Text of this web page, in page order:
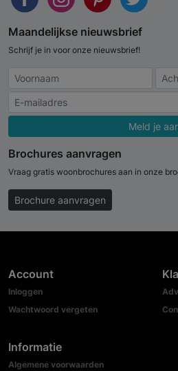
Maandelijkse nieuwsbrief
Schrijf je in voor onze nieuwsbrief!
Meld je
Brochures aanvragen
Vraag gratis woonbrochures aan in onze
Brochure aanvragen
Account
Inloggen
Wachtwoord vergeten
Informatie
Algemene voorwaarden